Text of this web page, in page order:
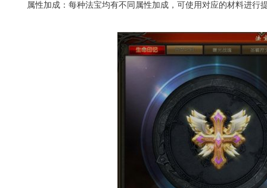
属性加成：每种法宝均有不同属性加成，可使用对应的材料进行